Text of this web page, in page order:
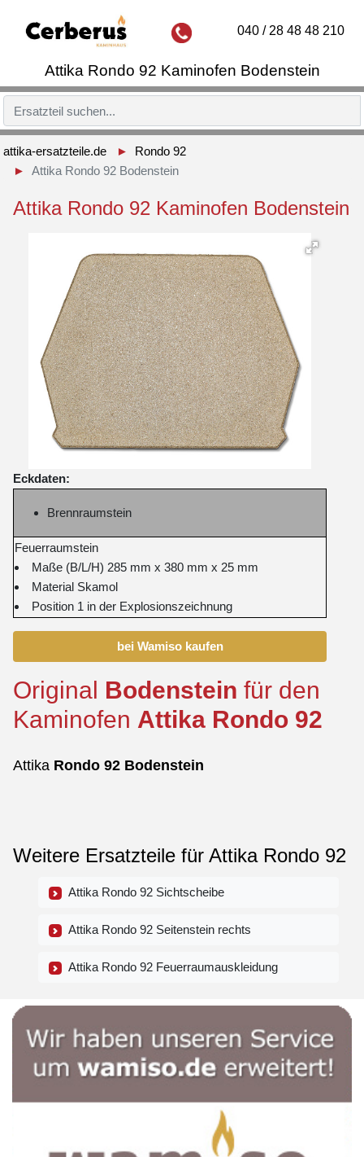
Attika Rondo 92 Kaminofen Bodenstein
040 / 28 48 48 210
attika-ersatzteile.de
Rondo 92
Attika Rondo 92 Bodenstein
Attika Rondo 92 Kaminofen Bodenstein
Eckdaten:
Brennraumstein
Feuerraumstein
Maße (B/L/H) 285 mm x 380 mm x 25 mm
Material Skamol
Position 1 in der Explosionszeichnung
bei Wamiso kaufen
Original Bodenstein für den
Kaminofen Attika Rondo 92
Attika Rondo 92 Bodenstein
Weitere Ersatzteile für Attika Rondo 92
Attika Rondo 92 Sichtscheibe
Attika Rondo 92 Seitenstein rechts
Attika Rondo 92 Feuerraumauskleidung